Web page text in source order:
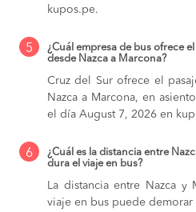
kupos.pe.
5
¿Cuál empresa de bus ofrece
desde Nazca a Marcona?
Cruz del Sur ofrece el
Nazca a Marcona, en
el día August 7, 2026 en
6
¿Cuál es la distancia entre
dura el viaje en bus?
La distancia entre Nazca y
viaje en bus puede